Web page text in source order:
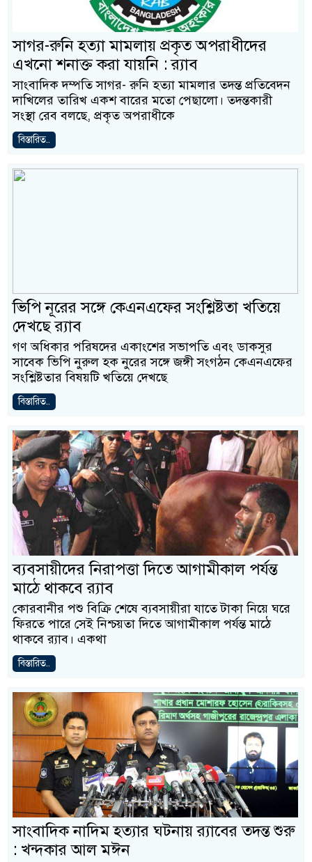
সাগর-রুনি হত্যা মামলায় প্রকৃত অপরাধীদের
এখনো শনাক্ত করা যায়নি : র‍্যাব
সাংবাদিক দম্পতি সাগর- রুনি হত্যা মামলার তদন্ত প্রতিবেদন
দাখিলের তারিখ একশ বারের মতো পেছালো। তদন্তকারী
সংস্থা রেব বলছে, প্রকৃত অপরাধীকে
বিস্তারিত..
ভিপি নূরের সঙ্গে কেএনএফের সংশ্লিষ্টতা খতিয়ে
দেখছে র‍্যাব
গণ অধিকার পরিষদের একাংশের সভাপতি এবং ডাকসুর
সাবেক ভিপি নুরুল হক নুরের সঙ্গে জঙ্গী সংগঠন কেএনএফের
সংশ্লিষ্টতার বিষয়টি খতিয়ে দেখছে
বিস্তারিত..
ব্যবসায়ীদের নিরাপত্তা দিতে আগামীকাল পর্যন্ত
মাঠে থাকবে র‍্যাব
কোরবানীর পশু বিক্রি শেষে ব্যবসায়ীরা যাতে টাকা নিয়ে ঘরে
ফিরতে পারে সেই নিশ্চয়তা দিতে আগামীকাল পর্যন্ত মাঠে
থাকবে র‍্যাব। একথা
বিস্তারিত..
সাংবাদিক নাদিম হত্যার ঘটনায় র‌্যাবের তদন্ত শুরু
: খন্দকার আল মঈন